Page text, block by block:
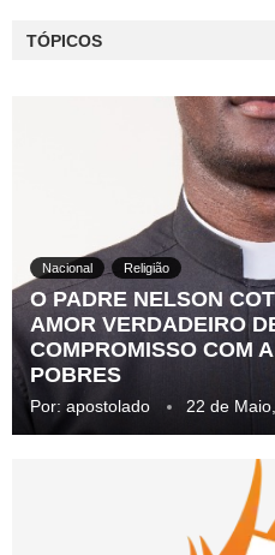
TÓPICOS
Nacional Religião
O PADRE NELSON
AMOR VERDADEIRO
COMPROMISSO COM
POBRES
Por: apostolado 22 de